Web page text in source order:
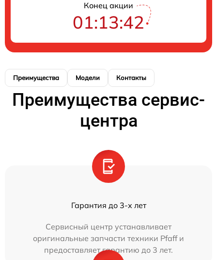
Конец акции
01:13:42
Преимущества Модели Контакты
Преимущества сервис-
центра
Гарантия до 3-х лет
Сервисный центр устанавливает
оригинальные запчасти техники Pfaff и
предоставляет гарантию до 3 лет.